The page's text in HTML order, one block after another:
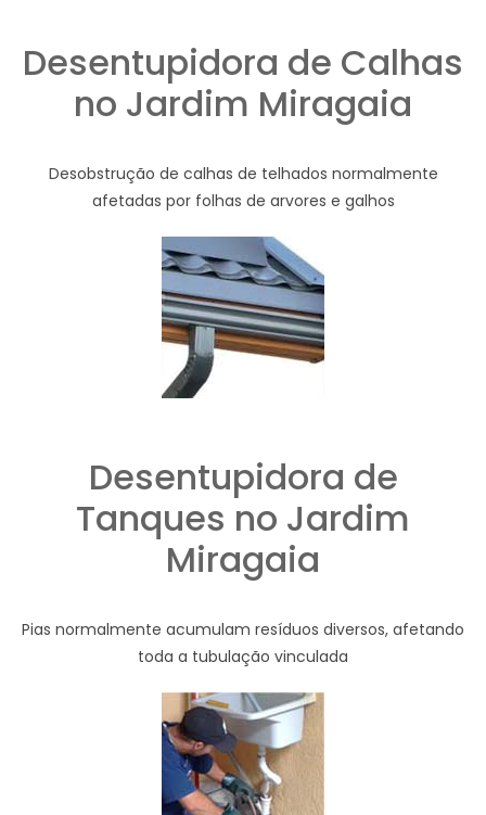
Desentupidora de Calhas
no Jardim Miragaia
Desobstrução de calhas de telhados normalmente
afetadas por folhas de arvores e galhos
Desentupidora de
Tanques no Jardim
Miragaia
Pias normalmente acumulam resíduos diversos, afetando
toda a tubulação vinculada